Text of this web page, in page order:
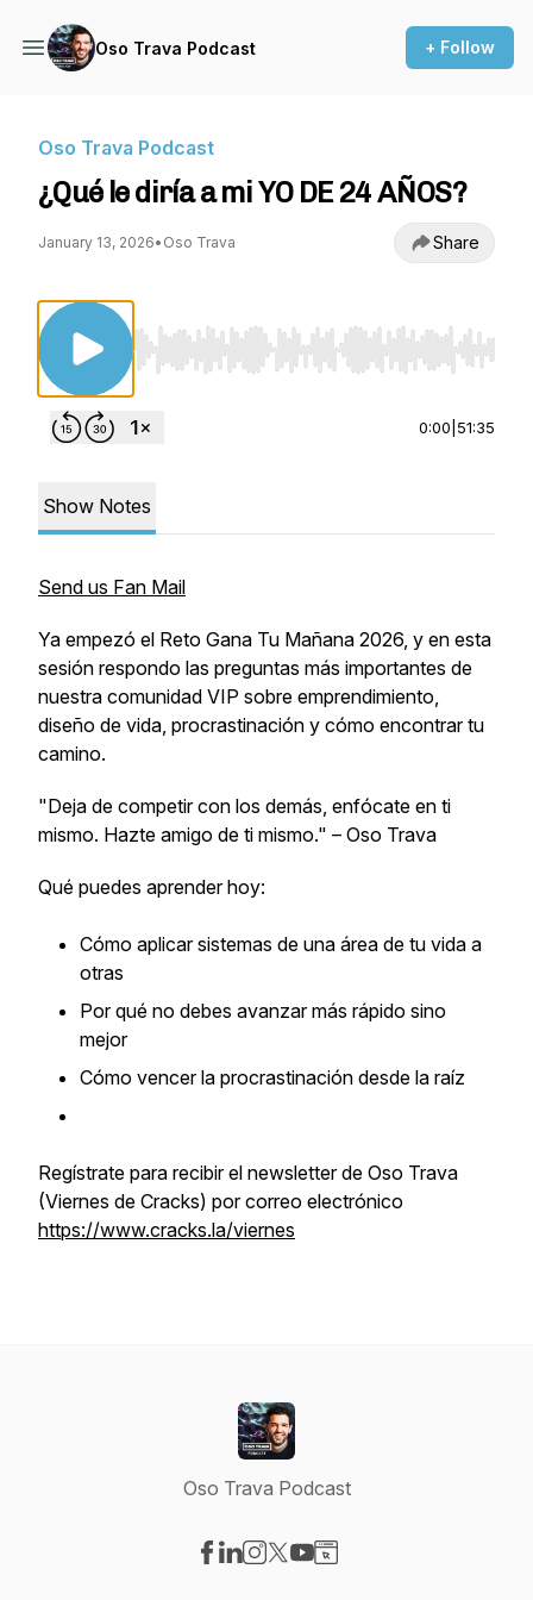
Oso Trava Podcast + Follow
Oso Trava Podcast
¿Qué le diría a mi YO DE 24 AÑOS?
January 13, 2026• Oso Trava Share
Use Left/Right to seek, Home/End to jump
0:00 51:35
Show Notes
Send us Fan Mail
Ya empezó el Reto Gana Tu Mañana 2026, y en esta
sesión respondo las preguntas más importantes de
nuestra comunidad VIP sobre emprendimiento,
diseño de vida, procrastinación y cómo encontrar tu
camino.
"Deja de competir con los demás, enfócate en ti
mismo. Hazte amigo de ti mismo." – Oso Trava
Qué puedes aprender hoy:
Cómo aplicar sistemas de una área de tu vida a
otras
Por qué no debes avanzar más rápido sino
mejor
Cómo vencer la procrastinación desde la raíz
Regístrate para recibir el newsletter de Oso Trava
(Viernes de Cracks) por correo electrónico
https://www.cracks.la/viernes
Oso Trava Podcast